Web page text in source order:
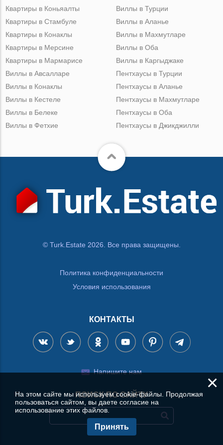
Квартиры в Коньяалты
Квартиры в Стамбуле
Квартиры в Конаклы
Квартиры в Мерсине
Квартиры в Мармарисе
Виллы в Турции
Виллы в Аланье
Виллы в Махмутларе
Виллы в Оба
Виллы в Каргыджаке
Виллы в Авсалларе
Виллы в Конаклы
Виллы в Кестеле
Виллы в Белеке
Виллы в Фетхие
Пентхаусы в Турции
Пентхаусы в Аланье
Пентхаусы в Махмутларе
Пентхаусы в Оба
Пентхаусы в Джикджилли
© Turk.Estate 2026. Все права защищены.
Политика конфиденциальности
Условия использования
КОНТАКТЫ
Напишите нам
ПОИСК ПО САЙТУ
×
На этом сайте мы используем cookie-файлы. Продолжая
пользоваться сайтом, вы даете согласие на
использование этих файлов.
Принять